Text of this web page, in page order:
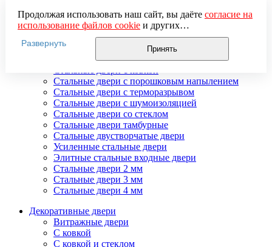
Стальные двери в подъезд
Стальные двери внутреннего открывания
Стальные двери массив
Стальные двери мдф
Стальные двери с зеркалом
Стальные двери с порошковым напылением
Стальные двери с терморазрывом
Стальные двери с шумоизоляцией
Стальные двери со стеклом
Стальные двери тамбурные
Стальные двустворчатые двери
Усиленные стальные двери
Элитные стальные входные двери
Стальные двери 2 мм
Стальные двери 3 мм
Стальные двери 4 мм
Декоративные двери
Витражные двери
С ковкой
С ковкой и стеклом
Продолжая использовать наш сайт, вы даёте согласие на
использование файлов cookieи других
пользовательских данных (включая IP-адрес, сведения о
местоположении, устройстве, действиях на сайте и т. п.)
для функционирования сайта, проведения
использования систем аналитики (например,
Яндекс.Метрика), в соответствии с нашей
обработки персональных данных.
Если вы не хотите, чтобы ваши данные обрабатывались,
настройте ограничения в браузере или покиньте сайт.
Развернуть
Принять